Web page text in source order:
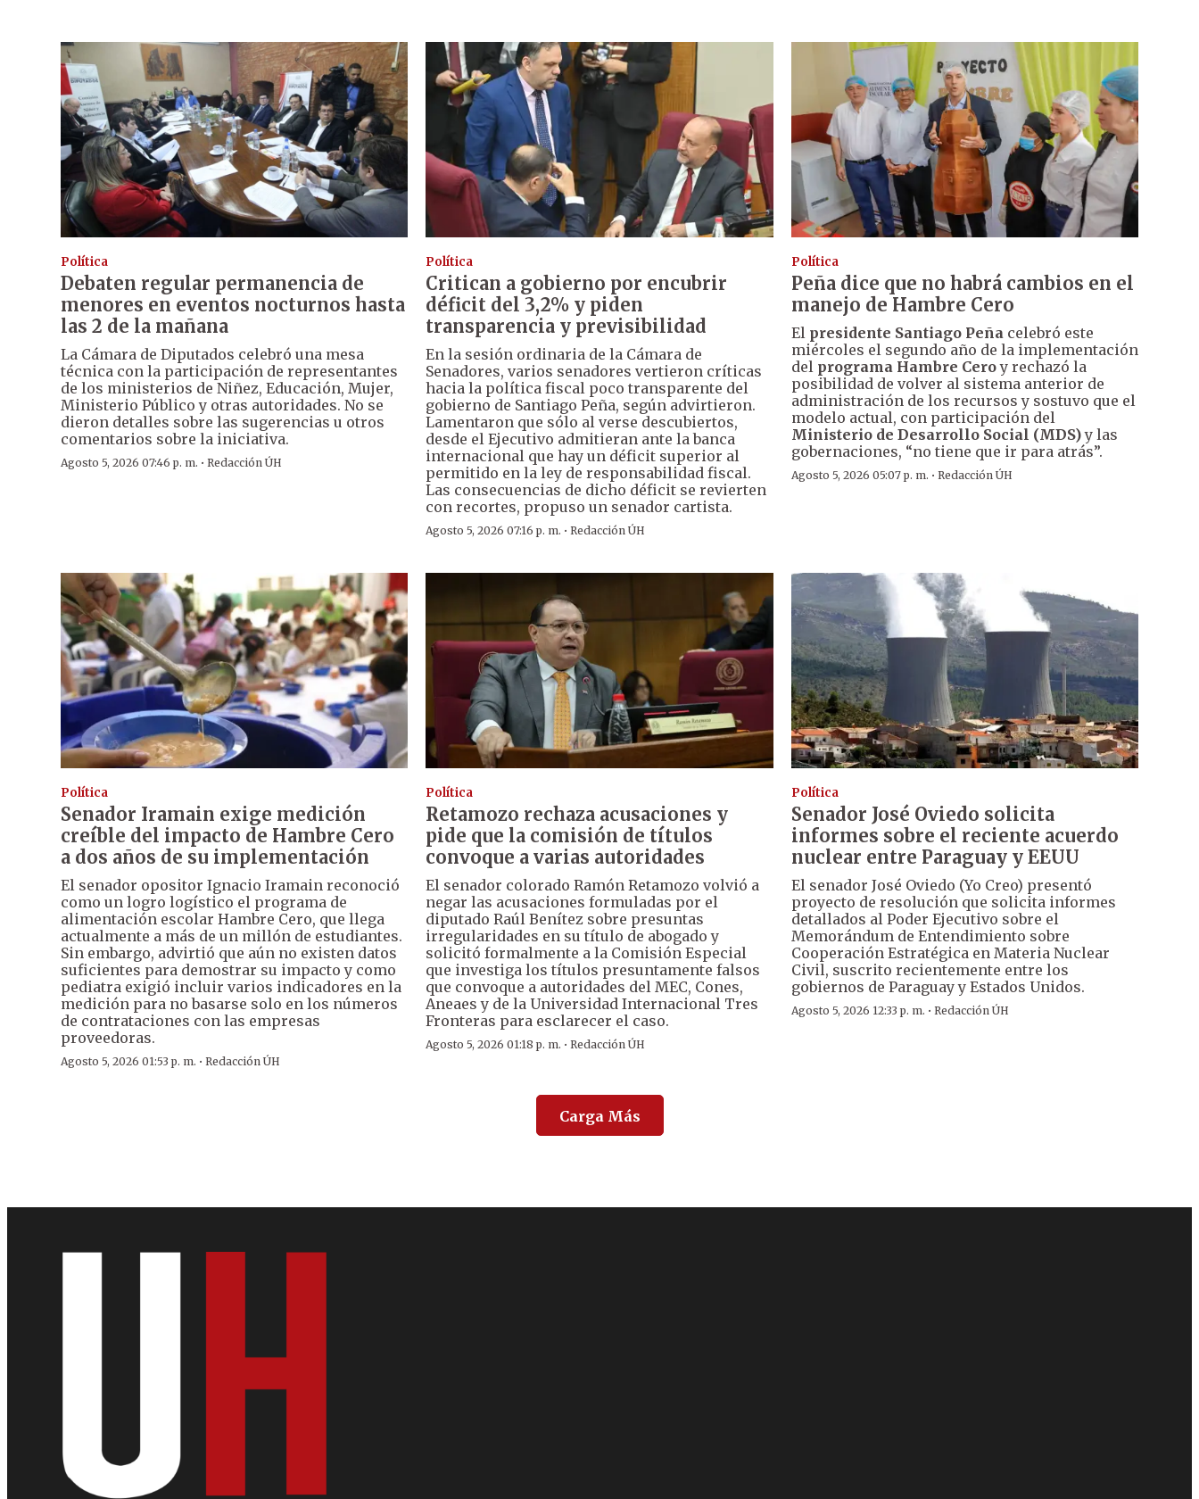
Política
Debaten regular permanencia de
menores en eventos nocturnos hasta
las 2 de la mañana
La Cámara de Diputados celebró una mesa
técnica con la participación de representantes
de los ministerios de Niñez, Educación, Mujer,
Ministerio Público y otras autoridades. No se
dieron detalles sobre las sugerencias u otros
comentarios sobre la iniciativa.
Agosto 5, 2026 07:46 p. m. · Redacción ÚH
Política
Critican a gobierno por encubrir
déficit del 3,2% y piden
transparencia y previsibilidad
En la sesión ordinaria de la Cámara de
Senadores, varios senadores vertieron críticas
hacia la política fiscal poco transparente del
gobierno de Santiago Peña, según advirtieron.
Lamentaron que sólo al verse descubiertos,
desde el Ejecutivo admitieran ante la banca
internacional que hay un déficit superior al
permitido en la ley de responsabilidad fiscal.
Las consecuencias de dicho déficit se revierten
con recortes, propuso un senador cartista.
Agosto 5, 2026 07:16 p. m. ·Redacción ÚH
Política
Peña dice que no habrá cambios en el
manejo de Hambre Cero
El presidente Santiago Peña celebró este
miércoles el segundo año de la implementación
del programa Hambre Ceroy rechazó la
posibilidad de volver al sistema anterior de
administración de los recursos y sostuvo que el
modelo actual, con participación del
Ministerio de Desarrollo Social (MDS)y las
gobernaciones, “no tiene que ir para atrás”.
Agosto 5, 2026 05:07 p. m. · Redacción ÚH
Política
Senador Iramain exige medición
creíble del impacto de Hambre Cero
a dos años de su implementación
El senador opositor Ignacio Iramain reconoció
como un logro logístico el programa de
alimentación escolar Hambre Cero, que llega
actualmente a más de un millón de estudiantes.
Sin embargo, advirtió que aún no existen datos
suficientes para demostrar su impacto y como
pediatra exigió incluir varios indicadores en la
medición para no basarse solo en los números
de contrataciones con las empresas
proveedoras.
Agosto 5, 2026 01:53 p. m. · Redacción ÚH
Política
Retamozo rechaza acusaciones y
pide que la comisión de títulos
convoque a varias autoridades
El senador colorado Ramón Retamozo volvió a
negar las acusaciones formuladas por el
diputado Raúl Benítez sobre presuntas
irregularidades en su título de abogado y
solicitó formalmente a la Comisión Especial
que investiga los títulos presuntamente falsos
que convoque a autoridades del MEC, Cones,
Aneaes y de la Universidad Internacional Tres
Fronteras para esclarecer el caso.
Agosto 5, 2026 01:18 p. m. ·Redacción ÚH
Política
Senador José Oviedo solicita
informes sobre el reciente acuerdo
nuclear entre Paraguay y EEUU
El senador José Oviedo (Yo Creo) presentó
proyecto de resolución que solicita informes
detallados al Poder Ejecutivo sobre el
Memorándum de Entendimiento sobre
Cooperación Estratégica en Materia Nuclear
Civil, suscrito recientemente entre los
gobiernos de Paraguay y Estados Unidos.
Agosto 5, 2026 12:33 p. m. · Redacción ÚH
Carga Más